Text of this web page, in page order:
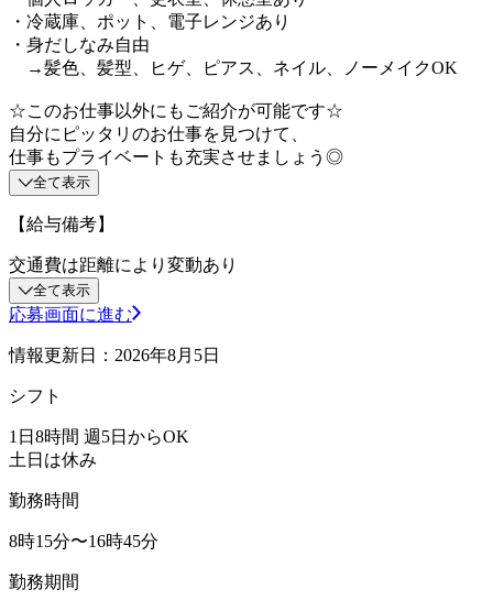
・冷蔵庫、ポット、電子レンジあり
・身だしなみ自由
→髪色、髪型、ヒゲ、ピアス、ネイル、ノーメイクOK
☆このお仕事以外にもご紹介が可能です☆
自分にピッタリのお仕事を見つけて、
仕事もプライベートも充実させましょう◎
全て表示
【給与備考】
交通費は距離により変動あり
全て表示
応募画面に進む
情報更新日：2026年8月5日
シフト
1日8時間 週5日からOK
土日は休み
勤務時間
8時15分〜16時45分
勤務期間